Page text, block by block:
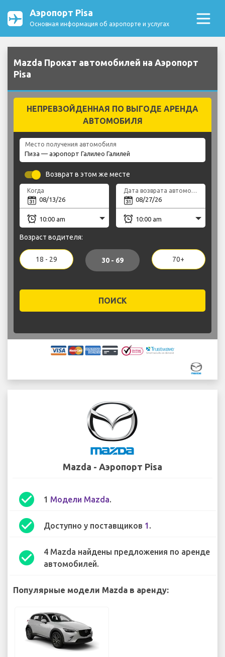
Аэропорт Pisa
Основная информация об аэропорте и услугах
Mazda Прокат автомобилей на Аэропорт
Pisa
НЕПРЕВЗОЙДЕННАЯ ПО ВЫГОДЕ АРЕНДА
АВТОМОБИЛЯ
Место получения автомобиля
Возврат в этом же месте
Когда Дата возврата автомобиля
Возраст водителя:
18 - 29 30 - 69 70+
ПОИСК
Mazda - Аэропорт Pisa
check_circle 1 Модели Mazda.
check_circle Доступно у поставщиков 1 .
check_circle
4 Mazda найдены предложения по аренде
автомобилей.
Популярные модели Mazda в аренду: